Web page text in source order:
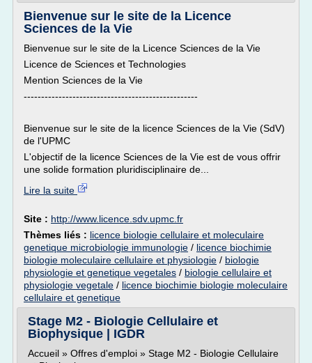
Bienvenue sur le site de la Licence
Sciences de la Vie
Bienvenue sur le site de la Licence Sciences de la Vie
Licence de Sciences et Technologies
Mention Sciences de la Vie
--------------------------------------------------
Bienvenue sur le site de la licence Sciences de la Vie (SdV)
de l'UPMC
L'objectif de la licence Sciences de la Vie est de vous offrir
une solide formation pluridisciplinaire de...
Lire la suite
Site : http://www.licence.sdv.upmc.fr
Thèmes liés : licence biologie cellulaire et moleculaire
genetique microbiologie immunologie / licence biochimie
biologie moleculaire cellulaire et physiologie / biologie
physiologie et genetique vegetales / biologie cellulaire et
physiologie vegetale / licence biochimie biologie moleculaire
cellulaire et genetique
Stage M2 - Biologie Cellulaire et
Biophysique | IGDR
Accueil » Offres d'emploi » Stage M2 - Biologie Cellulaire